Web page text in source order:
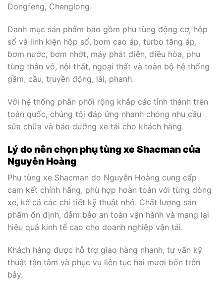
Dongfeng, Chenglong.
Danh mục sản phẩm bao gồm phụ tùng động cơ, hộp
số và linh kiện hộp số, bơm cao áp, turbo tăng áp,
bơm nước, bơm nhớt, máy phát điện, điều hòa, phụ
tùng thân vỏ, nội thất, ngoại thất và toàn bộ hệ thống
gầm, cầu, truyền động, lái, phanh.
Với hệ thống phân phối rộng khắp các tỉnh thành trên
toàn quốc, chúng tôi đáp ứng nhanh chóng nhu cầu
sửa chữa và bảo dưỡng xe tải cho khách hàng.
Lý do nên chọn phụ tùng xe Shacman của
Nguyễn Hoàng
Phụ tùng xe Shacman do Nguyễn Hoàng cung cấp
cam kết chính hãng, phù hợp hoàn toàn với từng dòng
xe, kể cả các chi tiết kỹ thuật nhỏ. Chất lượng sản
phẩm ổn định, đảm bảo an toàn vận hành và mang lại
hiệu quả kinh tế cao cho doanh nghiệp vận tải.
Khách hàng được hỗ trợ giao hàng nhanh, tư vấn kỹ
thuật tận tâm và phục vụ liên tục hai mươi bốn trên
bảy.